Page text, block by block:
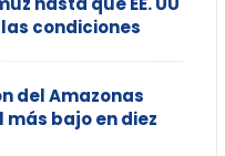
condiciones
del Amazonas
más bajo en diez